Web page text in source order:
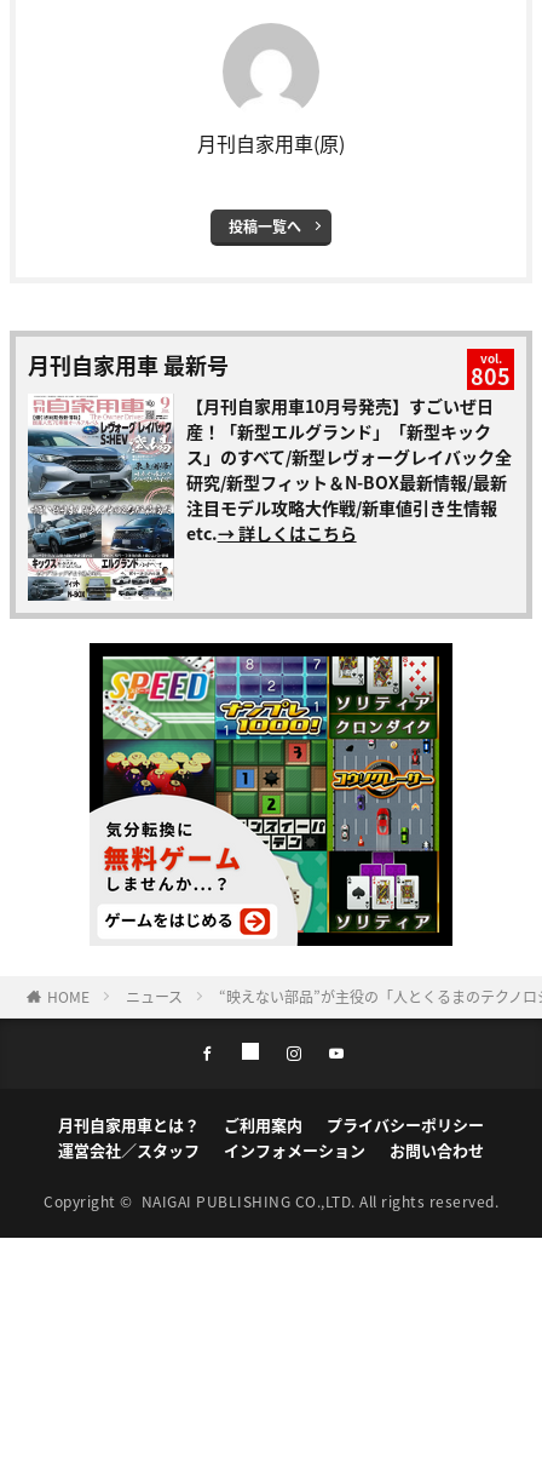
月刊自家用車(原)
投稿一覧へ
月刊自家用車 最新号 vol.
805
【月刊自家用車10月号発売】すごいぜ日
産！「新型エルグランド」「新型キック
ス」のすべて/新型レヴォーグレイバック全
研究/新型フィット＆N-BOX最新情報/最新
注目モデル攻略大作戦/新車値引き生情報
etc.→ 詳しくはこちら
HOME ニュース “映えない部品”が主役の「人とくるまのテクノ
月刊自家用車とは？ ご利用案内
プライバシーポリシー
運営会社／スタッフ
インフォメーション お問い合わせ
Copyright © NAIGAI PUBLISHING CO.,LTD. All rights reserved.